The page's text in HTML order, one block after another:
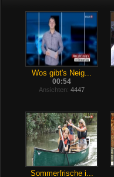
Wos gibt's Neig...
00:54
Ansichten: 4447
Sommerfrische i...